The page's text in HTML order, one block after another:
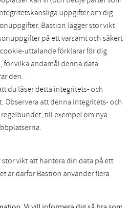
uppgifter om dig.
Bastion lägger stor vikt
på ett varsamt och säkert
uttalande förklarar för dig
för vilka ändamål denna data
den.
du läser detta integritets- och
Observera att denna integritets- och
till exempel om nya
stor vikt att hantera din data på ett
är därför Bastion använder flera